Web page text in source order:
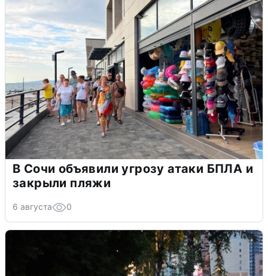
В Сочи объявили угрозу атаки БПЛА и
закрыли пляжи
6 августа 0